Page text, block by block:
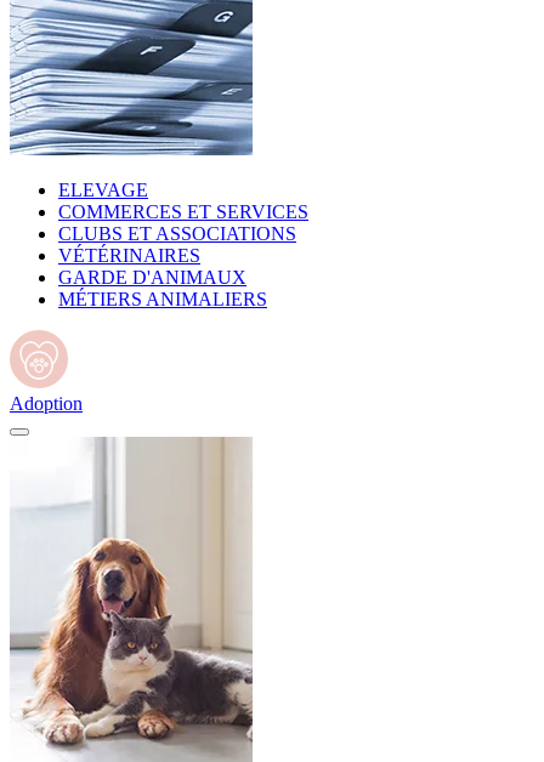
ELEVAGE
COMMERCES ET SERVICES
CLUBS ET ASSOCIATIONS
VÉTÉRINAIRES
GARDE D'ANIMAUX
MÉTIERS ANIMALIERS
Adoption